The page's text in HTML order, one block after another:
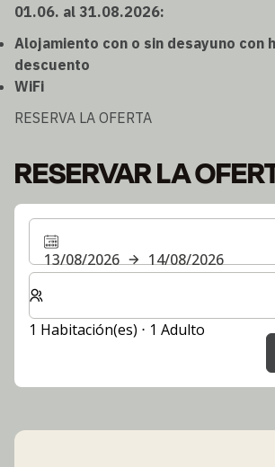
01.06. al 31.08.2026:
Alojamiento con o sin desayuno con
descuento
WiFi
RESERVA LA OFERTA
RESERVAR LA
13/08/2026
14/08/2026
Seleccione el número de
1 Habitación(es) ⋅ 1 Adulto